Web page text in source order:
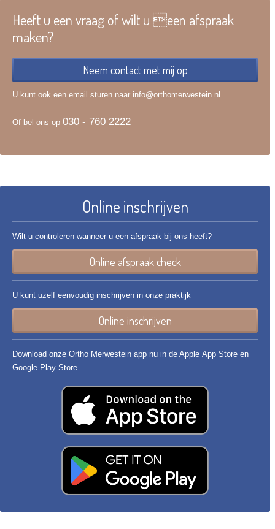
Heeft u een vraag of wilt u een afspraak
maken?
Neem contact met mij op
U kunt ook een email sturen naar info@orthomerwestein.nl.
Of bel ons op 030 - 760 2222
Online inschrijven
Wilt u controleren wanneer u een afspraak bij ons heeft?
Online afspraak check
U kunt uzelf eenvoudig inschrijven in onze praktijk
Online inschrijven
Download onze Ortho Merwestein app nu in de Apple App Store en
Google Play Store